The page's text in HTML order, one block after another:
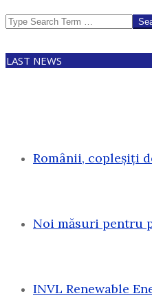
Search
LAST NEWS
Românii, copleșiți
Noi măsuri pentru
INVL Renewable